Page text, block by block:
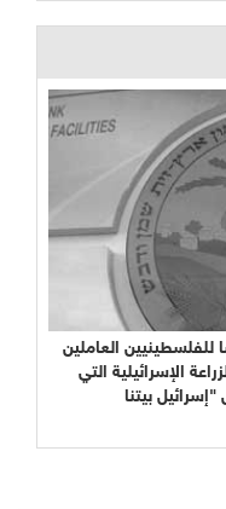
العاملين
الإسرائيلية التي